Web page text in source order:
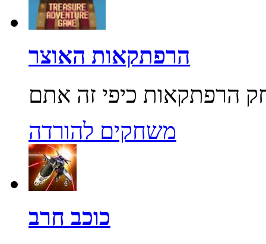
הרפתקאות האוצר
משחקים להורדה
כוכב חרב